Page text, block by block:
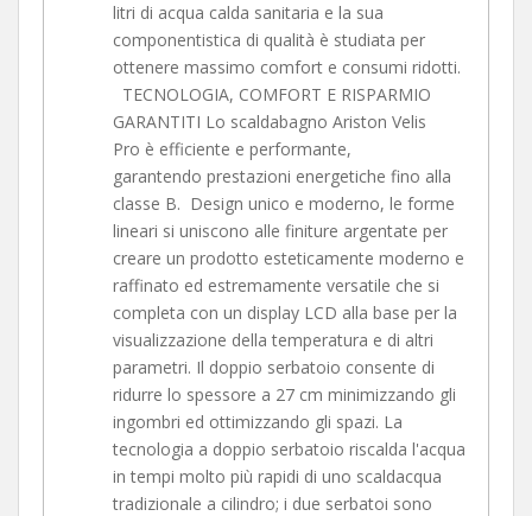
litri di acqua calda sanitaria e la sua
componentistica di qualità è studiata per
ottenere massimo comfort e consumi ridotti.
TECNOLOGIA, COMFORT E RISPARMIO
GARANTITI Lo scaldabagno Ariston Velis
Pro è efficiente e performante,
garantendo prestazioni energetiche fino alla
classe B. Design unico e moderno, le forme
lineari si uniscono alle finiture argentate per
creare un prodotto esteticamente moderno e
raffinato ed estremamente versatile che si
completa con un display LCD alla base per la
visualizzazione della temperatura e di altri
parametri. Il doppio serbatoio consente di
ridurre lo spessore a 27 cm minimizzando gli
ingombri ed ottimizzando gli spazi. La
tecnologia a doppio serbatoio riscalda l'acqua
in tempi molto più rapidi di uno scaldacqua
tradizionale a cilindro; i due serbatoi sono